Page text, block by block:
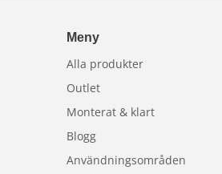
Meny
Alla produkter
Outlet
Monterat & klart
Blogg
Användningsområden